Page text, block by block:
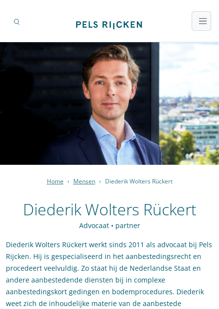
Home › Mensen › Diederik Wolters Rückert
Diederik Wolters Rückert
Advocaat • partner
Diederik Wolters Rückert werkt sinds 2011 als advocaat bij Pels
Rijcken. Hij is gespecialiseerd in het aanbestedingsrecht en
procedeert veelvuldig. Zo staat hij de Nederlandse Staat en
andere aanbestedende diensten bij in complexe
aanbestedingskort gedingen en bodemprocedures. Diederik
weet zich de inhoudelijke materie van de aanbestede